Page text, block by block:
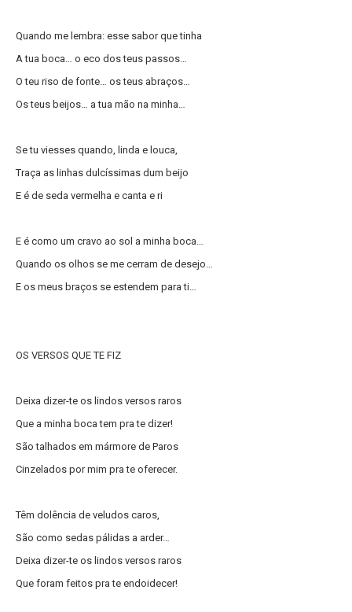
Quando me lembra: esse sabor que tinha
A tua boca… o eco dos teus passos…
O teu riso de fonte… os teus abraços…
Os teus beijos… a tua mão na minha…
Se tu viesses quando, linda e louca,
Traça as linhas dulcíssimas dum beijo
E é de seda vermelha e canta e ri
E é como um cravo ao sol a minha boca…
Quando os olhos se me cerram de desejo…
E os meus braços se estendem para ti…
OS VERSOS QUE TE FIZ
Deixa dizer-te os lindos versos raros
Que a minha boca tem pra te dizer!
São talhados em mármore de Paros
Cinzelados por mim pra te oferecer.
Têm dolência de veludos caros,
São como sedas pálidas a arder…
Deixa dizer-te os lindos versos raros
Que foram feitos pra te endoidecer!